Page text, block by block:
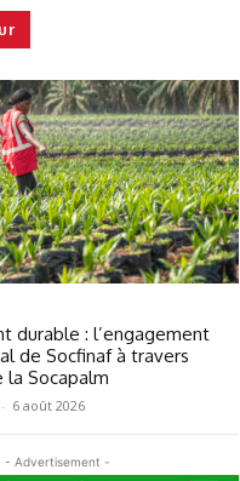
durable : l’engagement
de Socfinaf à travers
la Socapalm
- 6 août 2026
- Advertisement -